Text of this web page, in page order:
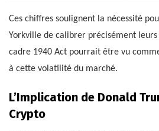
Ces chiffres soulignent la nécessité
Yorkville de calibrer précisément leurs
cadre 1940 Act pourrait être vu
à cette volatilité du marché.
L’Implication de Donald
Crypto